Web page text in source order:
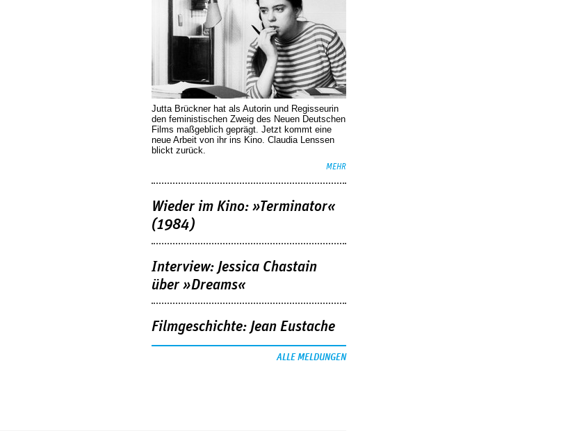
Jutta Brückner hat als Autorin und Regisseurin
den feministischen Zweig des Neuen Deutschen
Films maßgeblich geprägt. Jetzt kommt eine
neue Arbeit von ihr ins Kino. Claudia Lenssen
blickt zurück.
MEHR
Wieder im Kino: »Terminator«
(1984)
Interview: Jessica Chastain
über »Dreams«
Filmgeschichte: Jean Eustache
ALLE MELDUNGEN